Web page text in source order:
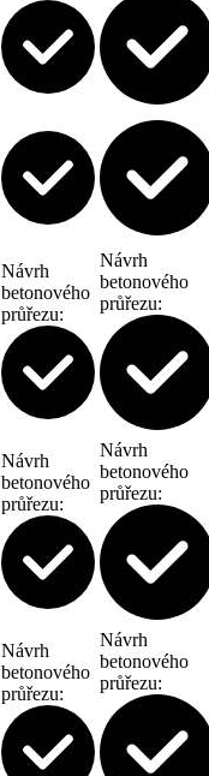
Návrh
betonového
průřezu:
Návrh
betonového
průřezu:
Návrh
betonového
průřezu:
Návrh
betonového
průřezu:
Návrh
betonového
průřezu:
Návrh
betonového
průřezu: